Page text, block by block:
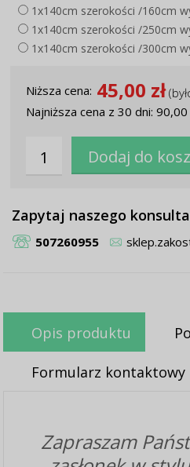
1x140cm szerokości /160cm
1x140cm szerokości /250cm
1x140cm szerokości /300cm
Niższa cena: 45,00 zł
Najniższa cena z 30 dni: 90,00
Zapytaj naszego
507260955
Opis produktu
Formularz kontaktowy
Zapraszam